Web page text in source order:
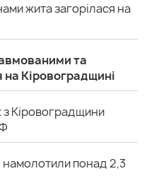
жита загорілася на
та
Кіровоградщині
з Кіровоградщини
намолотили понад 2,3